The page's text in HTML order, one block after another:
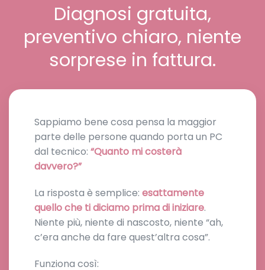
Diagnosi gratuita,
preventivo chiaro, niente
sorprese in fattura.
Sappiamo bene cosa pensa la maggior
parte delle persone quando porta un PC
dal tecnico: “Quanto mi costerà
davvero?”
La risposta è semplice: esattamente
quello che ti diciamo prima di iniziare.
Niente più, niente di nascosto, niente “ah,
c’era anche da fare quest’altra cosa”.
Funziona così: